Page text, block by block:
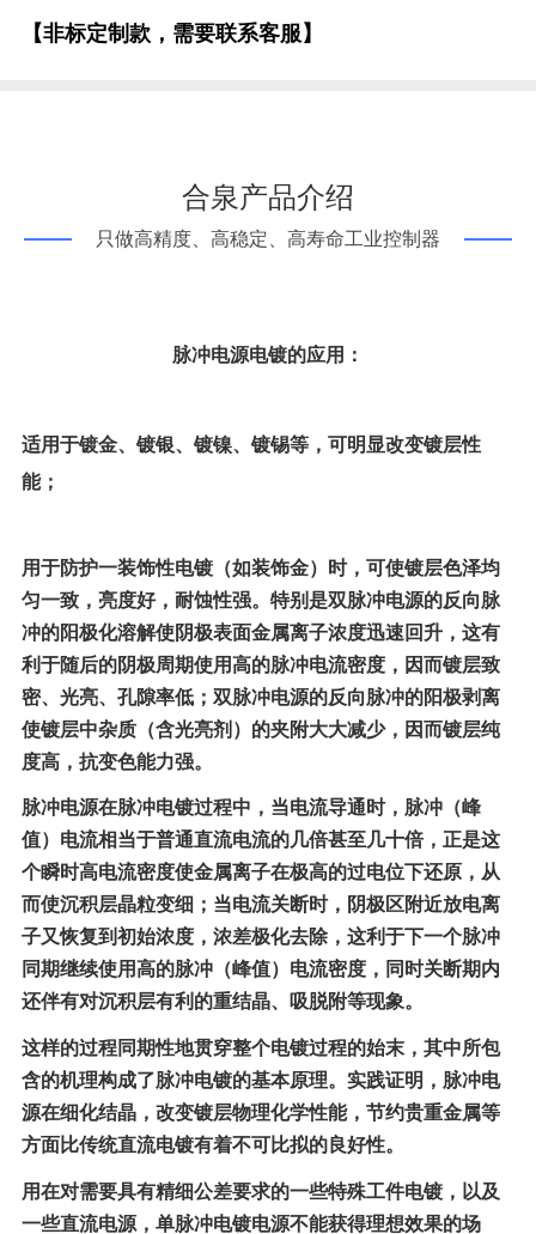
【非标定制款，需要联系客服】
合泉产品介绍
只做高精度、高稳定、高寿命工业控制器
脉冲电源电镀的应用：
适用于镀金、镀银、镀镍、镀锡等，可明显改变镀层性
能；
用于防护一装饰性电镀（如装饰金）时，可使镀层色泽均
匀一致，亮度好，耐蚀性强。特别是双脉冲电源的反向脉
冲的阳极化溶解使阴极表面金属离子浓度迅速回升，这有
利于随后的阴极周期使用高的脉冲电流密度，因而镀层致
密、光亮、孔隙率低； 双脉冲电源的反向脉冲的阳极剥离
使镀层中杂质（含光亮剂）的夹附大大减少，因而镀层纯
度高，抗变色能力强。
脉冲电源在脉冲电镀过程中，当电流导通时，脉冲（峰
值）电流相当于普通直流电流的几倍甚至几十倍，正是这
个瞬时高电流密度使金属离子在极高的过电位下还原，从
而使沉积层晶粒变细；当电流关断时，阴极区附近放电离
子又恢复到初始浓度，浓差极化去除，这利于下一个脉冲
同期继续使用高的脉冲（峰值）电流密度，同时关断期内
还伴有对沉积层有利的重结晶、吸脱附等现象。
这样的过程同期性地贯穿整个电镀过程的始末，其中所包
含的机理构成了脉冲电镀的基本原理。实践证明，脉冲电
源在细化结晶，改变镀层物理化学性能，节约贵重金属等
方面比传统直流电镀有着不可比拟的良好性。
用在对需要具有精细公差要求的一些特殊工件电镀，以及
一些直流电源，单脉冲电镀电源不能获得理想效果的场